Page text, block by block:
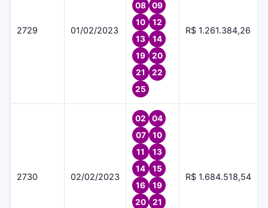
2729 01/02/2023
08
09
10
12
13
14
19
20
21
22
25
R$ 1.261.384,26
2730 02/02/2023
02
04
07
10
11
13
14
15
16
19
20
21
R$ 1.684.518,54